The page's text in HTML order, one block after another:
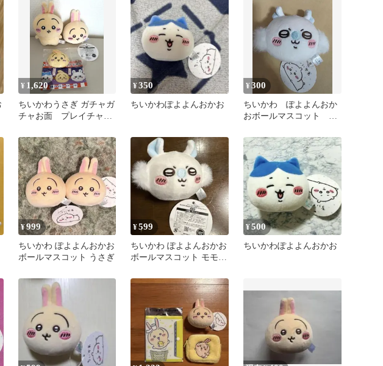
¥ 1,620
ちいかわうさぎ ガチャガ
チャお面 プレイチャー
ルマスコット
¥350
ちいかわぽよよんおかお
¥300
ちいかわ ぽよよんおか
おボールマスコット モ
¥999
ちいかわ ぽよよんおかお
ボールマスコット うさぎ
¥599
ちいかわ ぽよよんおかお
ボールマスコット モモン
¥500
ちいかわぽよよんおかお